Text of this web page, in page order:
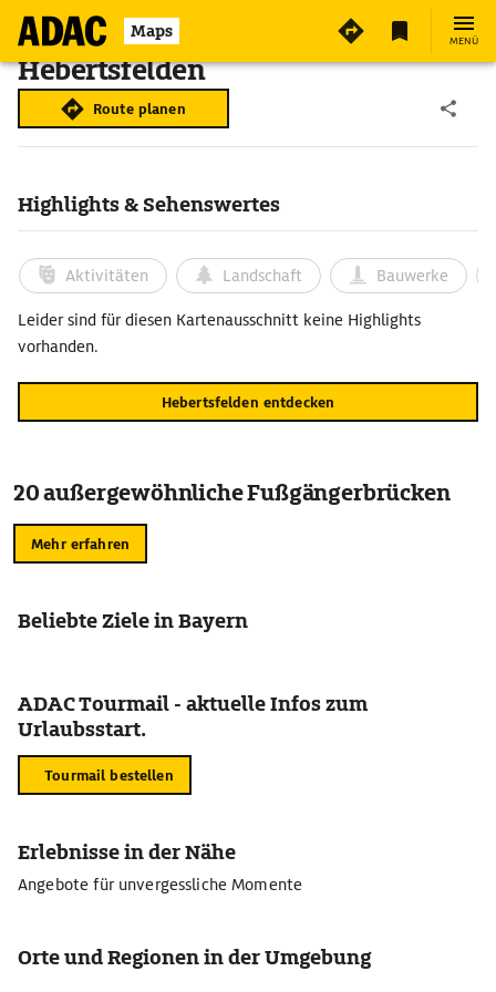
Maps MENÜ
Hebertsfelden
Route planen
Highlights & Sehenswertes
Aktivitäten Landschaft Bauwerke
Leider sind für diesen Kartenausschnitt keine Highlights
vorhanden.
Hebertsfelden entdecken
20 außergewöhnliche Fußgängerbrücken
Mehr erfahren
Beliebte Ziele in Bayern
ADAC Tourmail - aktuelle Infos zum
Urlaubsstart.
Tourmail bestellen
Erlebnisse in der Nähe
Angebote für unvergessliche Momente
Orte und Regionen in der Umgebung